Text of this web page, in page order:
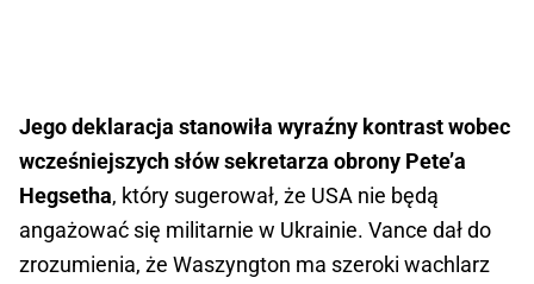
Jego deklaracja stanowiła wyraźny kontrast wobec
wcześniejszych słów sekretarza obrony Pete’a
Hegsetha, który sugerował, że USA nie będą
angażować się militarnie w Ukrainie. Vance dał do
zrozumienia, że Waszyngton ma szeroki wachlarz